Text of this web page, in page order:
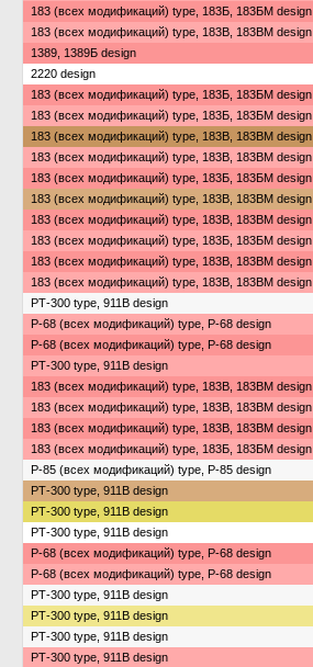
183 (всех модификаций) type, 183Б, 183БМ design
183 (всех модификаций) type, 183В, 183ВМ design
1389, 1389Б design
2220 design
183 (всех модификаций) type, 183Б, 183БМ design
183 (всех модификаций) type, 183Б, 183БМ design
183 (всех модификаций) type, 183В, 183ВМ design
183 (всех модификаций) type, 183В, 183ВМ design
183 (всех модификаций) type, 183Б, 183БМ design
183 (всех модификаций) type, 183В, 183ВМ design
183 (всех модификаций) type, 183В, 183ВМ design
183 (всех модификаций) type, 183Б, 183БМ design
183 (всех модификаций) type, 183В, 183ВМ design
183 (всех модификаций) type, 183В, 183ВМ design
РТ-300 type, 911В design
Р-68 (всех модификаций) type, Р-68 design
Р-68 (всех модификаций) type, Р-68 design
РТ-300 type, 911В design
183 (всех модификаций) type, 183В, 183ВМ design
183 (всех модификаций) type, 183В, 183ВМ design
183 (всех модификаций) type, 183В, 183ВМ design
183 (всех модификаций) type, 183Б, 183БМ design
Р-85 (всех модификаций) type, Р-85 design
РТ-300 type, 911В design
РТ-300 type, 911В design
РТ-300 type, 911В design
Р-68 (всех модификаций) type, Р-68 design
Р-68 (всех модификаций) type, Р-68 design
РТ-300 type, 911В design
РТ-300 type, 911В design
РТ-300 type, 911В design
РТ-300 type, 911В design